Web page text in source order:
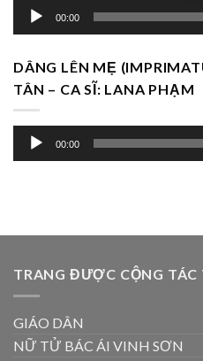
00:00
DÂNG LÊN MẸ
TÂN – CA SĨ: LANA PHẠM
Trình
chơi
00:00
TRANG ĐƯỢC CỘNG
GIÁO DÂN
NỮ TỬ BÁC ÁI VINH SƠN